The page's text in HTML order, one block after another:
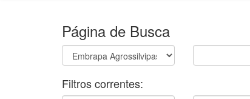
Página de Busca
Filtros correntes: